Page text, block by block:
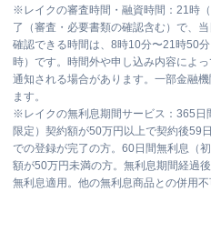
※ レイクの審査時間・融資時間：21時
了（審査・必要書類の確認含む）で、
確認できる時間は、8時10分〜21時50
時）です。時間外や申し込み内容によ
通知される場合があります。一部金融
ます。
※ レイクの無利息期間サービス：365
限定）契約額が50万円以上で契約後59
での登録が完了の方。60日間無利息（
額が50万円未満の方。無利息期間経過
無利息適用。他の無利息商品との併用不